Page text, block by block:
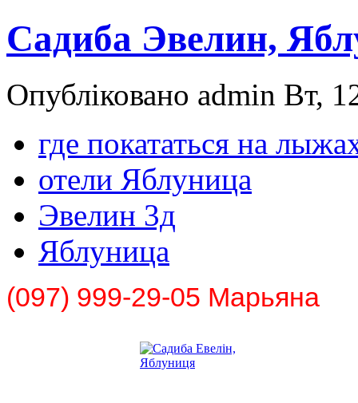
Садиба Эвелин,
Опубліковано admin Вт,
где покататься на
отели Яблуница
Эвелин 3д
Яблуница
(097) 999-29-05 Марьяна